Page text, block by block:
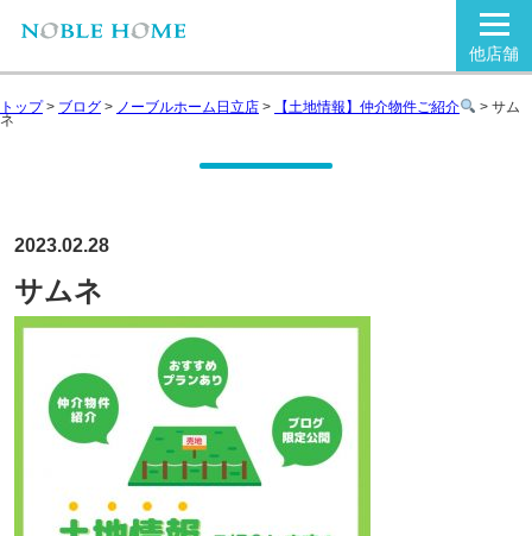
他店舗
トップ> ブログ > ノーブルホーム日立店 > 【土地情報】仲介物件ご紹介 > サム
ネ
2023.02.28
サムネ